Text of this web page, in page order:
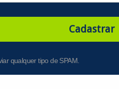
Cadastrar
qualquer tipo de SPAM.